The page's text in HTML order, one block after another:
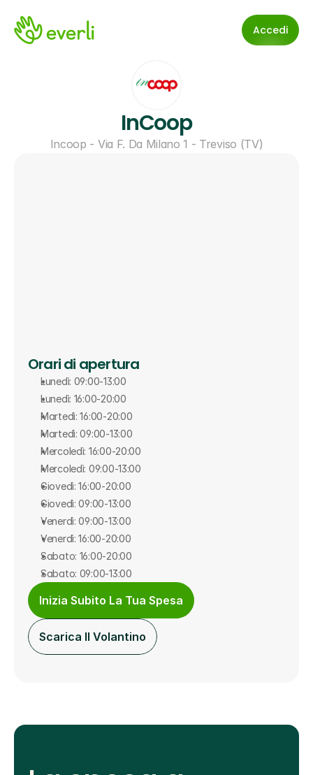
Accedi
InCoop
Incoop - Via F. Da Milano 1 - Treviso (TV)
Orari di apertura
Lunedì: 09:00-13:00
Lunedì: 16:00-20:00
Martedì: 16:00-20:00
Martedì: 09:00-13:00
Mercoledì: 16:00-20:00
Mercoledì: 09:00-13:00
Giovedì: 16:00-20:00
Giovedì: 09:00-13:00
Venerdì: 09:00-13:00
Venerdì: 16:00-20:00
Sabato: 16:00-20:00
Sabato: 09:00-13:00
Inizia Subito La Tua Spesa
Scarica Il Volantino